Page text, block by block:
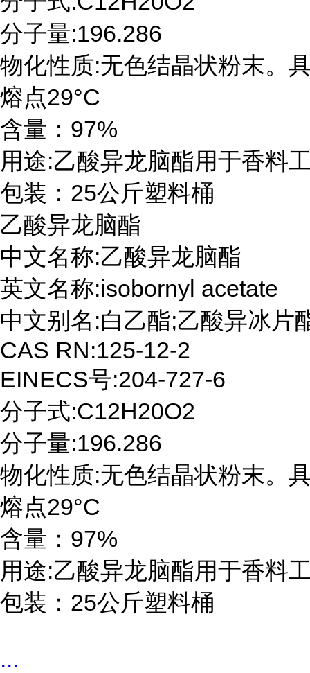
分子量:196.286
物化性质:无色结晶状粉末。
熔点29°C
含量：97%
用途:乙酸异龙脑酯用于香料
包装：25公斤塑料桶
乙酸异龙脑酯
中文名称:乙酸异龙脑酯
英文名称:isobornyl acetate
中文别名:白乙酯;乙酸异冰片
CAS RN:125-12-2
EINECS号:204-727-6
分子式:C12H20O2
分子量:196.286
物化性质:无色结晶状粉末。
熔点29°C
含量：97%
用途:乙酸异龙脑酯用于香料
包装：25公斤塑料桶
...